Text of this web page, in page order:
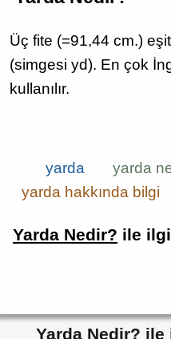
Üç fite (=91,44 cm.)
(simgesi yd). En çok
kullanılır.
yarda yarda
yarda hakkında bilgi
Yarda Nedir? ile
Yarda Nedir? ile